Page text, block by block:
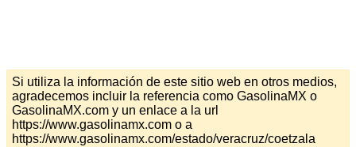
Si utiliza la información de este sitio web en otros medios,
agradecemos incluir la referencia como GasolinaMX o
GasolinaMX.com y un enlace a la url
https://www.gasolinamx.com o a
https://www.gasolinamx.com/estado/veracruz/coetzala